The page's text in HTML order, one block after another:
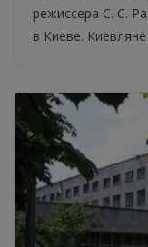
режиссера С. С.
в Киеве.